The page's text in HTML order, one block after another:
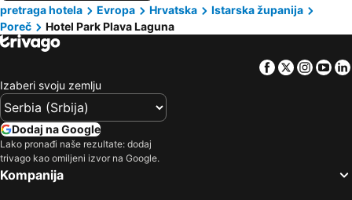
pretraga hotela
Evropa Hrvatska
Istarska županija
Poreč
Hotel Park Plava Laguna
Facebook
Twitter
Izaberi svoju zemlju
Dodaj na Google
Lako pronađi naše rezultate: dodaj
trivago kao omiljeni izvor na Google.
Kompanija